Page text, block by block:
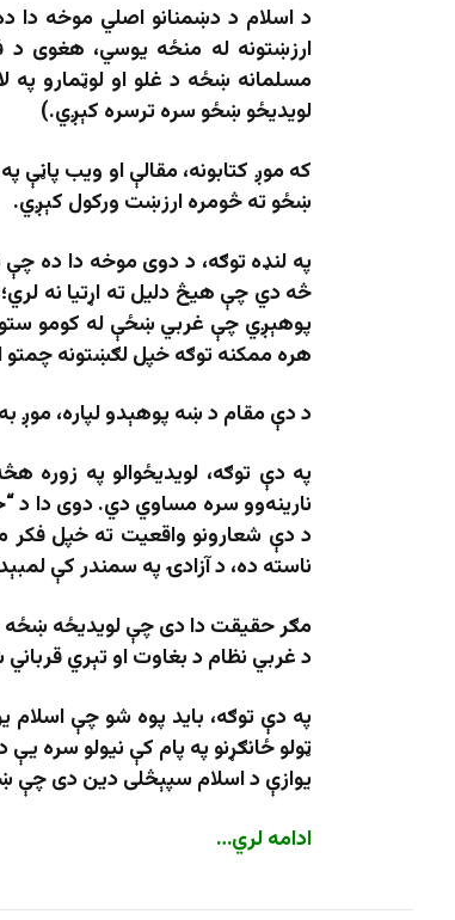
د اسلام د دښمنانو اصلي موخه دا
ارزښتونه له منځه یوسي، هغوی
مسلمانه ښځه د غلو او لوټمارو
لویدیځو ښځو سره ترسره کېږي.)
که موږ کتابونه، مقالې او ویب
ښځو ته څومره ارزښت ورکول کېږي.
په لنډه توګه، د دوی موخه دا ده چې
څه دي چې هیڅ دلیل ته اړتیا نه
پوهېږي چې غربي ښځې له کومو
هره ممکنه توګه خپل لګښتونه چمتو
د دې مقام د ښه پوهېدو لپاره، موږ
په دې توګه، لویدیځوالو په
نارینه‌وو سره مساوي دي. دوی دا د
د دې شعارونو واقعیت ته خپل
ناسته ده، د آزادۍ په سمندر کې
مګر حقیقت دا دی چې لویدیځه ښځه
د غربي نظام د بغاوت او تېري
په دې توګه، باید پوه شو چې
ټولو ځانګړنو په پام کې نیولو سره
یوازې د اسلام سپېڅلی دین دی چې
ادامه لري…